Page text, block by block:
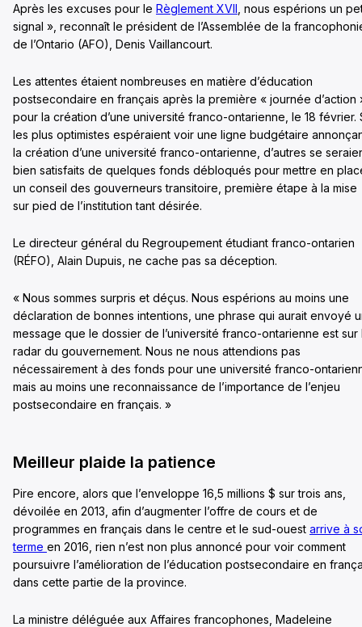
Après les excuses pour le Règlement XVII , nous espérions un
signal », reconnaît le président de l’Assemblée de la
de l’Ontario (AFO), Denis Vaillancourt.
Les attentes étaient nombreuses en matière d’éducation
postsecondaire en français après la première « journée d’action
pour la création d’une université franco-ontarienne, le 18 février.
les plus optimistes espéraient voir une ligne budgétaire
la création d’une université franco-ontarienne, d’autres se
bien satisfaits de quelques fonds débloqués pour mettre en
un conseil des gouverneurs transitoire, première étape à la mise
sur pied de l’institution tant désirée.
Le directeur général du Regroupement étudiant franco-ontarien
(RÉFO), Alain Dupuis, ne cache pas sa déception.
« Nous sommes surpris et déçus. Nous espérions au moins une
déclaration de bonnes intentions, une phrase qui aurait envoyé
message que le dossier de l’université franco-ontarienne est sur
radar du gouvernement. Nous ne nous attendions pas
nécessairement à des fonds pour une université franco-
mais au moins une reconnaissance de l’importance de l’enjeu
postsecondaire en français. »
Meilleur plaide la patience
Pire encore, alors que l’enveloppe 16,5 millions $ sur trois ans,
dévoilée en 2013, afin d’augmenter l’offre de cours et de
programmes en français dans le centre et le sud-ouest arrive à
terme en 2016, rien n’est non plus annoncé pour voir comment
poursuivre l’amélioration de l’éducation postsecondaire en
dans cette partie de la province.
La ministre déléguée aux Affaires francophones, Madeleine